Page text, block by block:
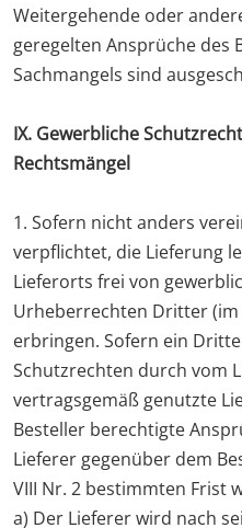
Weitergehende oder
geregelten Ansprüche des
Sachmangels sind
IX. Gewerbliche
Rechtsmängel
1. Sofern nicht anders
verpflichtet, die Lieferung
Lieferorts frei von
Urheberrechten Dritter (im
erbringen. Sofern ein
Schutzrechten durch vom
vertragsgemäß genutzte
Besteller berechtigte
Lieferer gegenüber dem
VIII Nr. 2 bestimmten Frist
a) Der Lieferer wird nach